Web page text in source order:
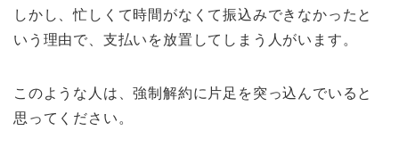
しかし、忙しくて時間がなくて振込みできなかったと
いう理由で、支払いを放置してしまう人がいます。
このような人は、強制解約に片足を突っ込んでいると
思ってください。